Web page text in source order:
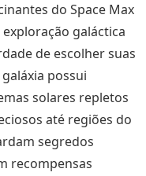
do Space Max
galáctica
de escolher suas
possui
solares repletos
até regiões do
segredos
recompensas